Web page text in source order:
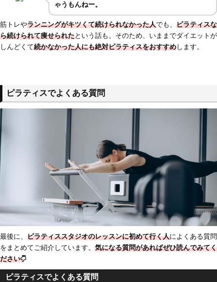
ゃうもんねー。
筋トレやランニングがキツくて続けられなかった人でも、 ピラティスな
ら続けられて痩せられたという話も。そのため、いままでダイエットが
しんどくて続かなかった人にも絶対ピラティスをおすすめします。
ピラティスでよくある質問
最後に、 ピラティススタジオのレッスンに初めて行く人によくある質問
をまとめてご紹介しています。 気になる質問があればぜひ読んでみてく
ださい
ピラティスでよくある質問